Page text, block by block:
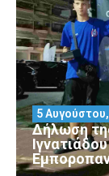
Δήλωση
5